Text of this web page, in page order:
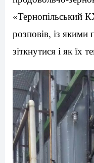
«Тернопільський
розповів, із
зіткнутися і як їх